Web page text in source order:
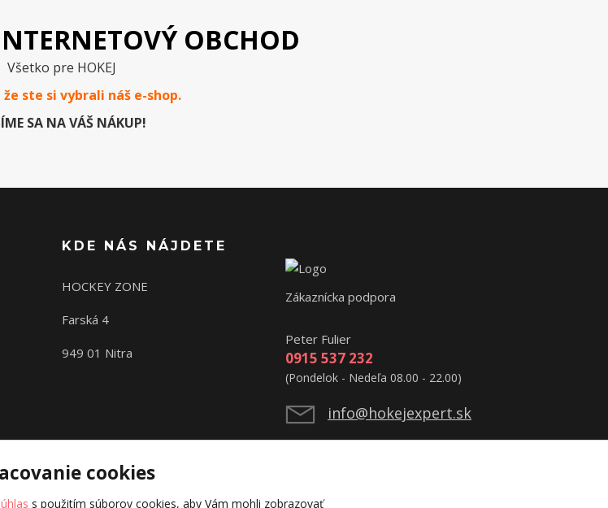
OBCHOD
Všetko pre HOKEJ
že ste si vybrali náš e-shop.
SA NA VÁŠ NÁKUP!
KDE NÁS NÁJDETE
HOCKEY ZONE
Farská 4
949 01 Nitra
Zákaznícka podpora
Peter Fulier
0915 537 232
(Pondelok - Nedeľa 08.00 - 22.00)
info@hokejexpert.sk
cookies
s použitím súborov cookies, aby Vám mohli zobrazovať